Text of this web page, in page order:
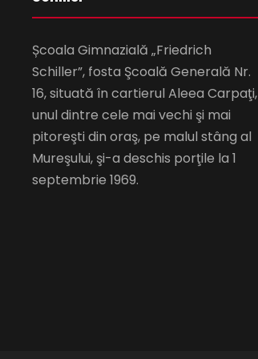
Școala Gimnazială „Friedrich
Schiller”, fosta Şcoală Generală Nr.
16, situată în cartierul Aleea Carpaţi,
unul dintre cele mai vechi şi mai
pitoreşti din oraş, pe malul stâng al
Mureşului, şi-a deschis porţile la 1
septembrie 1969.